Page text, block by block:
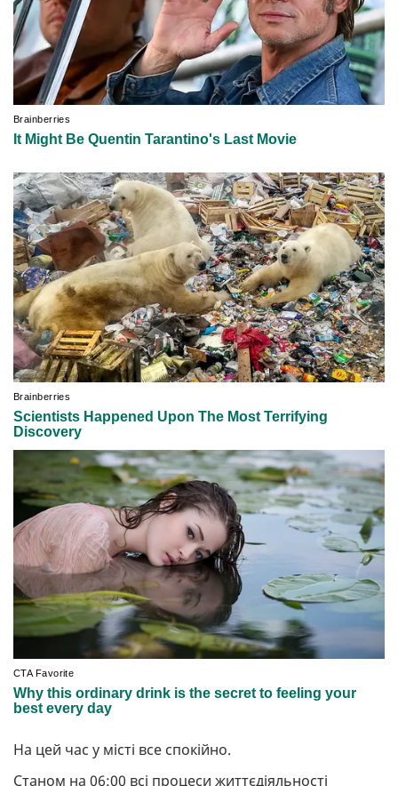
На цей час у місті все спокійно.
Станом на 06:00 всі процеси життєдіяльності